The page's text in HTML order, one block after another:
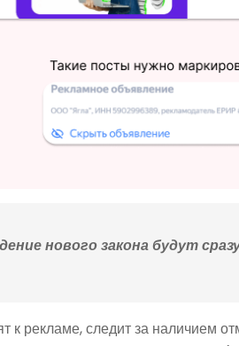
нового закона будут
к рекламе, следит за наличием